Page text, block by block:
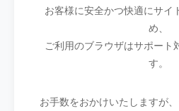
お客様に安全かつ快適にサイ
め、
ご利用のブラウザはサポート
す。
お手数をおかけいたしますが